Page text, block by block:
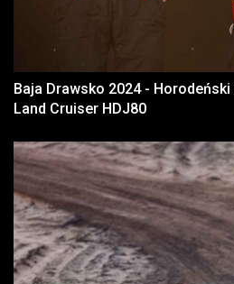
Baja Drawsko 2024 - Horodeński
Land Cruiser HDJ80